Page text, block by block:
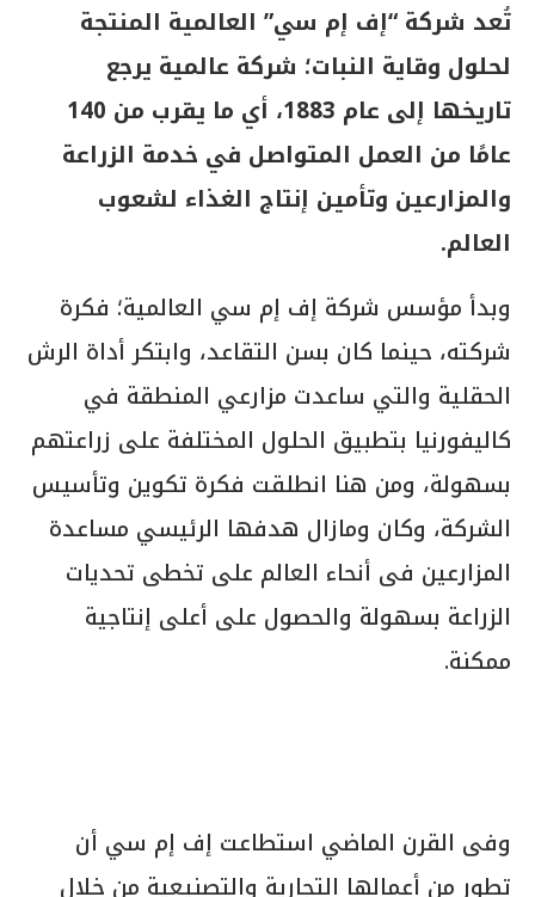
تُعد شركة “إف إم سي” العالمية المنتجة
لحلول وقاية النبات؛ شركة عالمية يرجع
تاريخها إلى عام 1883، أي ما يقرب من 140
عامًا من العمل المتواصل في خدمة الزراعة
والمزارعين وتأمين إنتاج الغذاء لشعوب
العالم.
وبدأ مؤسس شركة إف إم سي العالمية؛ فكرة
شركته، حينما كان بسن التقاعد، وابتكر أداة الرش
الحقلية والتي ساعدت مزارعي المنطقة في
كاليفورنيا بتطبيق الحلول المختلفة على زراعتهم
بسهولة، ومن هنا انطلقت فكرة تكوين وتأسيس
الشركة، وكان ومازال هدفها الرئيسي مساعدة
المزارعين فى أنحاء العالم على تخطى تحديات
الزراعة بسهولة والحصول على أعلى إنتاجية
ممكنة.
وفى القرن الماضي استطاعت إف إم سي أن
تطور من أعمالها التجارية والتصنيعية من خلال